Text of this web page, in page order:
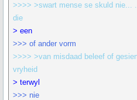
>>>> >swart mense se skuld nie...
die
> een
>>> of ander vorm
>>>> >van misdaad beleef of
vryheid
> terwyl
>>> nie